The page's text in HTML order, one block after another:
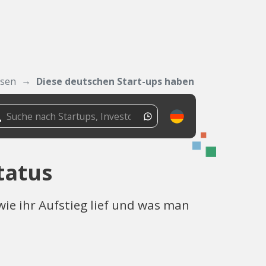
Diese deutschen Start-ups haben Einhornstatus
ihr Aufstieg lief und was man